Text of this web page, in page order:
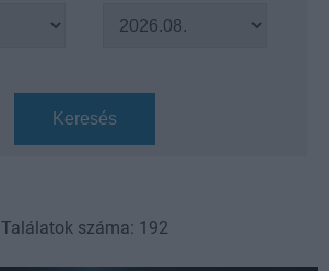
Keresés
Találatok száma: 192